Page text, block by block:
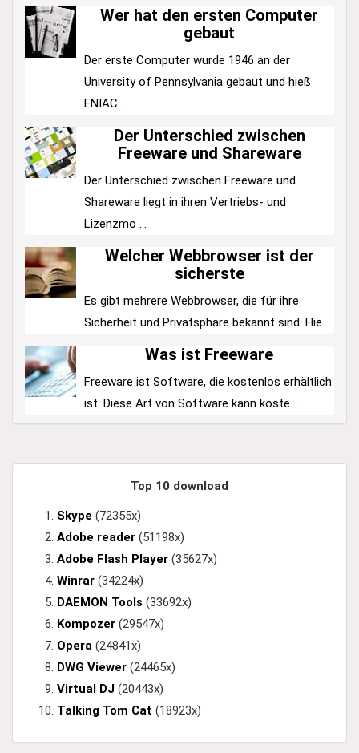
Wer hat den ersten Computer
gebaut
Der erste Computer wurde 1946 an der
University of Pennsylvania gebaut und hieß
ENIAC ...
Der Unterschied zwischen
Freeware und Shareware
Der Unterschied zwischen Freeware und
Shareware liegt in ihren Vertriebs- und
Lizenzmo ...
Welcher Webbrowser ist der
sicherste
Es gibt mehrere Webbrowser, die für ihre
Sicherheit und Privatsphäre bekannt sind. Hie ...
Was ist Freeware
Freeware ist Software, die kostenlos erhältlich
ist. Diese Art von Software kann koste ...
Top 10 download
Skype (72355x)
Adobe reader (51198x)
Adobe Flash Player (35627x)
Winrar (34224x)
DAEMON Tools (33692x)
Kompozer (29547x)
Opera (24841x)
DWG Viewer (24465x)
Virtual DJ (20443x)
Talking Tom Cat (18923x)